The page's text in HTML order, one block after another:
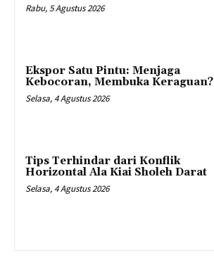
Rabu, 5 Agustus 2026
Ekspor Satu Pintu: Menjaga
Kebocoran, Membuka Keraguan?
Selasa, 4 Agustus 2026
Tips Terhindar dari Konflik
Horizontal Ala Kiai Sholeh Darat
Selasa, 4 Agustus 2026